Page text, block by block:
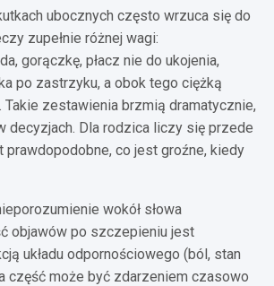
ubocznych często wrzuca się do
zupełnie różnej wagi:
gorączkę, płacz nie do ukojenia,
po zastrzyku, a obok tego ciężką
Takie zestawienia brzmią dramatycznie,
decyzjach. Dla rodzica liczy się przede
co jest groźne, kiedy
wokół słowa
objawów po szczepieniu jest
układu odpornościowego (ból, stan
część może być zdarzeniem czasowo